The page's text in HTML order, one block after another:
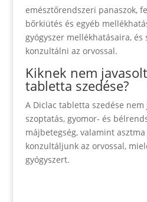
emésztőrendszeri panaszok,
bőrkiütés és egyéb
gyógyszer mellékhatásaira, és
konzultálni az orvossal.
Kiknek nem
tabletta szedése?
A Diclac tabletta szedése
szoptatás, gyomor- és
májbetegség, valamint
konzultáljunk az orvossal,
gyógyszert.